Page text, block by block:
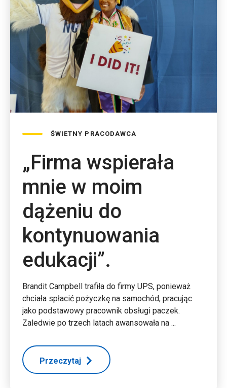
ŚWIETNY PRACODAWCA
„Firma wspierała
mnie w moim
dążeniu do
kontynuowania
edukacji”.
Brandit Campbell trafiła do firmy UPS, ponieważ
chciała spłacić pożyczkę na samochód, pracując
jako podstawowy pracownik obsługi paczek.
Zaledwie po trzech latach awansowała na ...
Przeczytaj